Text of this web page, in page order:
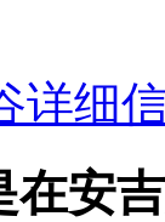
详细
安